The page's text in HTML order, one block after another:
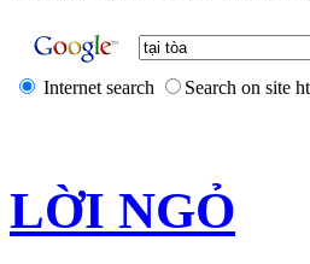
Internet search Search on site
LỜI NGỎ